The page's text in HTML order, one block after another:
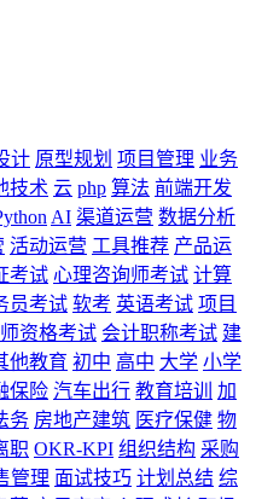
计 原型规划 项目管理 业务
技术 云 php 算法 前端开发
AI 渠道运营 数据分析
活动运营 工具推荐 产品运
考试 心理咨询师考试 计算
员考试 软考 英语考试 项目
资格考试 会计职称考试 建
他教育 初中 高中 大学 小学
保险 汽车出行 教育培训
加
务 房地产建筑 医疗保健 物
职 OKR-KPI 组织结构 采购
管理 面试技巧 计划总结 综